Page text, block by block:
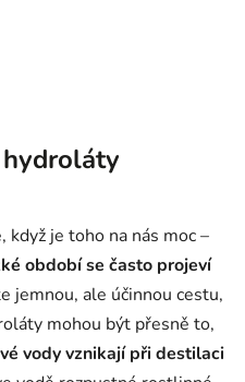
když je toho na nás moc –
období se často projeví
jemnou, ale účinnou cestu,
mohou být přesně to,
vody vznikají při destilaci